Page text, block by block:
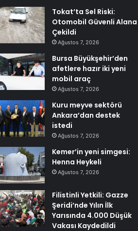
Tokat’ta Sel Riski:
Otomobil Güvenli Alana
Çekildi
Ağustos 7, 2026
Bursa Büyükşehir’den
afetlere hazır iki yeni
mobil araç
Ağustos 7, 2026
Kuru meyve sektörü
Ankara’dan destek
istedi
Ağustos 7, 2026
Kemer’in yeni simgesi:
Henna Heykeli
Ağustos 7, 2026
Filistinli Yetkili: Gazze
Şeridi’nde Yılın İlk
Yarısında 4.000 Düşük
Vakası Kaydedildi